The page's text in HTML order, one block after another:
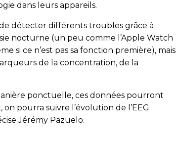
dans leurs appareils.
détecter différents troubles grâce à
nocturne (un peu comme l’Apple Watch
si ce n’est pas sa fonction première), mais
de la concentration, de la
ponctuelle, ces données pourront
pourra suivre l’évolution de l’EEG
Jérémy Pazuelo.